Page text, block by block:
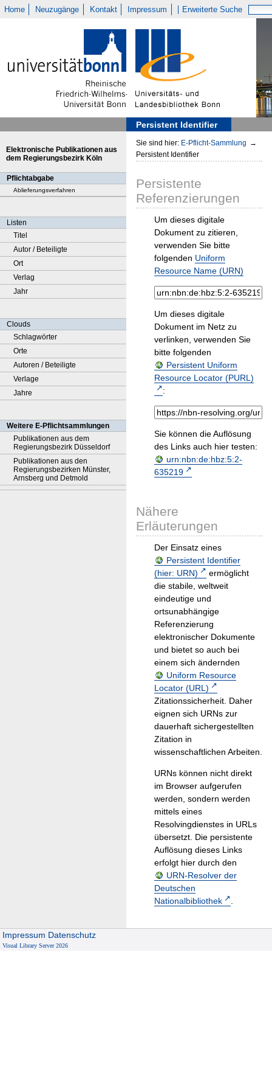
Home Neuzugänge Kontakt Impressum Erweiterte Suche
Persistent Identifier
Elektronische Publikationen aus
dem Regierungsbezirk Köln
Pflichtabgabe
Ablieferungsverfahren
Listen
Titel
Autor / Beteiligte
Ort
Verlag
Jahr
Clouds
Schlagwörter
Orte
Autoren / Beteiligte
Verlage
Jahre
Weitere E-Pflichtsammlungen
Publikationen aus dem
Regierungsbezirk Düsseldorf
Publikationen aus den
Regierungsbezirken Münster,
Arnsberg und Detmold
Sie sind hier: E-Pflicht-Sammlung →
Persistent Identifier
Persistente
Referenzierungen
Um dieses digitale
Dokument zu zitieren,
verwenden Sie bitte
folgenden Uniform
Resource Name (URN)
Um dieses digitale
Dokument im Netz zu
verlinken, verwenden Sie
bitte folgenden
Persistent Uniform
Resource Locator (PURL)
:
Sie können die Auflösung
des Links auch hier testen:
urn:nbn:de:hbz:5:2-
635219
Nähere
Erläuterungen
Der Einsatz eines
Persistent Identifier
(hier: URN)
ermöglicht
die stabile, weltweit
eindeutige und
ortsunabhängige
Referenzierung
elektronischer Dokumente
und bietet so auch bei
einem sich ändernden
Uniform Resource
Locator (URL)
Zitationssicherheit. Daher
eignen sich URNs zur
dauerhaft sichergestellten
Zitation in
wissenschaftlichen Arbeiten.
URNs können nicht direkt
im Browser aufgerufen
werden, sondern werden
mittels eines
Resolvingdienstes in URLs
übersetzt. Die persistente
Auflösung dieses Links
erfolgt hier durch den
URN-Resolver der
Deutschen
Nationalbibliothek
.
Impressum Datenschutz
Visual Library Server 2026